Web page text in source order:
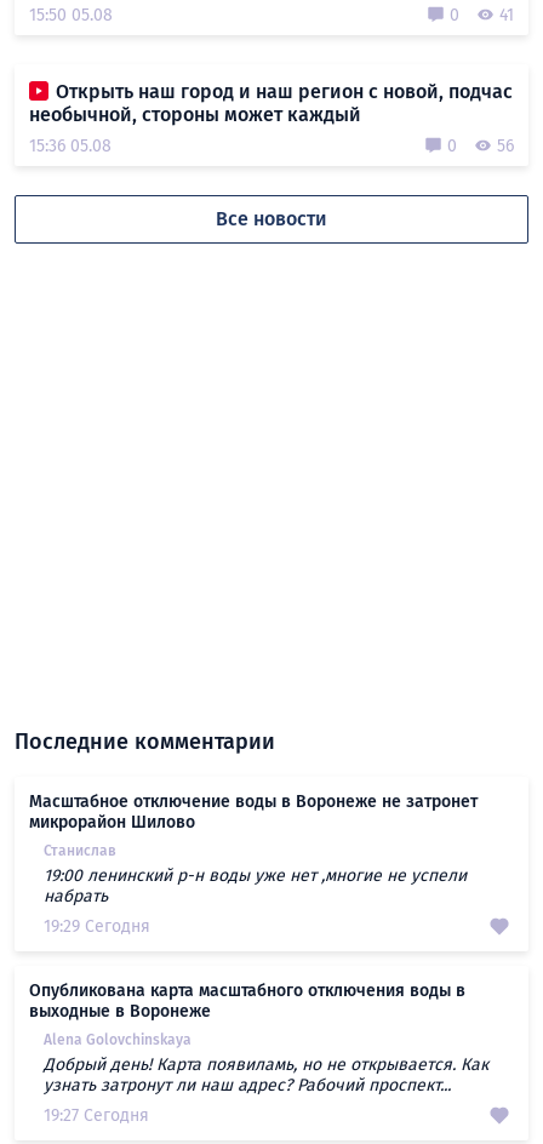
15:50 05.08 0 41
Открыть наш город и наш регион с новой, подчас
необычной, стороны может каждый
15:36 05.08 0 56
Все новости
Последние комментарии
Масштабное отключение воды в Воронеже не затронет
микрорайон Шилово
Станислав
19:00 ленинский р-н воды уже нет ,многие не успели
набрать
19:29 Сегодня
Опубликована карта масштабного отключения воды в
выходные в Воронеже
Alena Golovchinskaya
Добрый день! Карта появиламь, но не открывается. Как
узнать затронут ли наш адрес? Рабочий проспект...
19:27 Сегодня